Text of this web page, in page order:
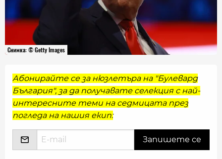
Снимка: © Getty Images
Абонирайте се за нюзлетъра на "Булевард
България", за да получавате селекция с най-
интересните теми на седмицата през
погледа на нашия екип: